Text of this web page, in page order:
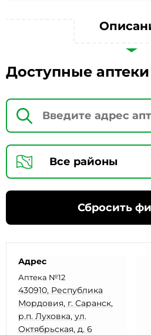
Доступные аптеки
Сбросить
Адрес
Аптека №12
430910, Республика
Мордовия, г. Саранск,
р.п. Луховка, ул.
Октябрьская, д. 6